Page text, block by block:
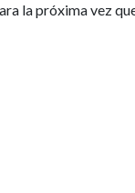
la próxima vez